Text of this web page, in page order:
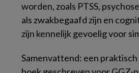
worden, zoals PTSS,
als zwakbegaafd zijn en
zijn kennelijk gevoelig voor
Samenvattend: een